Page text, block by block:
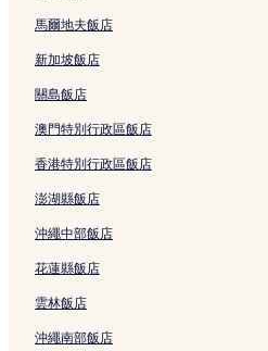
馬爾地夫飯店
新加坡飯店
關島飯店
澳門特別行政區飯店
香港特別行政區飯店
澎湖縣飯店
沖繩中部飯店
花蓮縣飯店
雲林飯店
沖繩南部飯店